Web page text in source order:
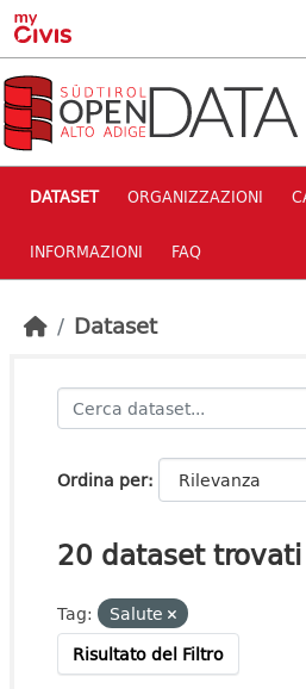
Skip to main content
DATASET ORGANIZZAZIONI
INFORMAZIONI FAQ
Dataset
Ordina per
20 dataset trovati
Tag:
Salute
Risultato del Filtro